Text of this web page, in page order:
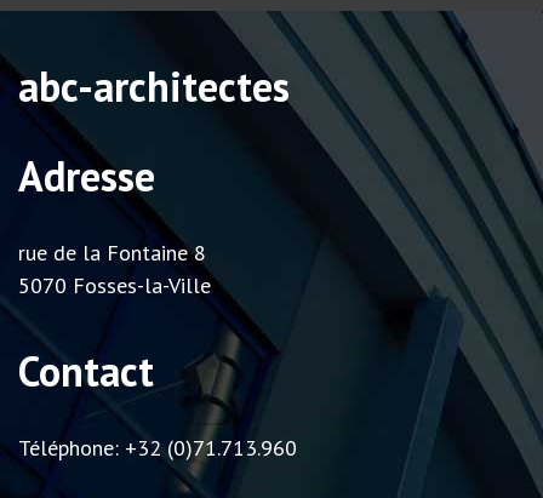
abc-architectes
Adresse
rue de la Fontaine 8
5070 Fosses-la-Ville
Contact
Téléphone: +32 (0)71.713.960